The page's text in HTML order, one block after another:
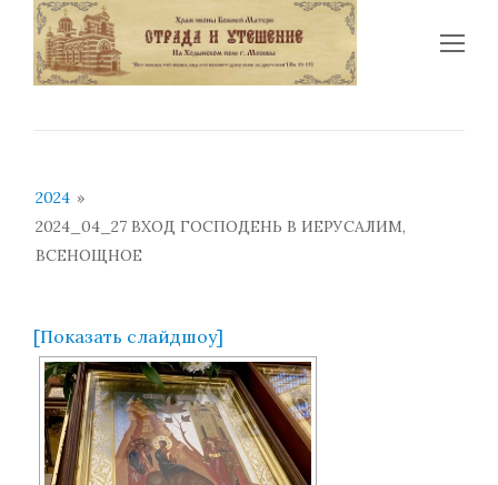
2024 »
2024_04_27 ВХОД ГОСПОДЕНЬ В ИЕРУСАЛИМ,
ВСЕНОЩНОЕ
[Показать слайдшоу]